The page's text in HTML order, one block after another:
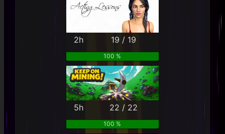
2h 19 / 19
100 %
5h 22 / 22
100 %